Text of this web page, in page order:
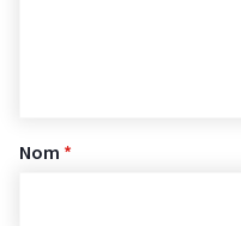
Nom *